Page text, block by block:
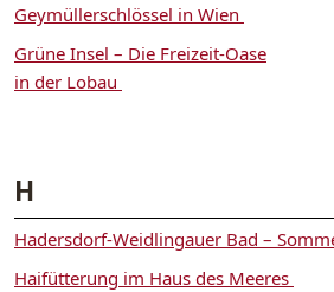
Geymüllerschlössel in Wien
Grüne Insel – Die Freizeit-Oase
in der Lobau
H
Hadersdorf-Weidlingauer Bad –
Haifütterung im Haus des Meeres